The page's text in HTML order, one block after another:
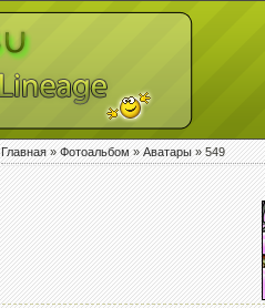
Главная»Фотоальбом»Аватары» 549